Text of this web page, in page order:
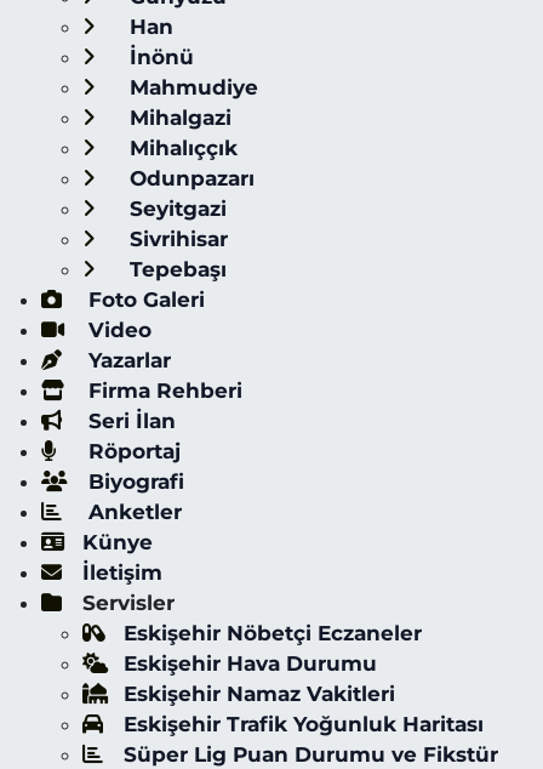
Han
İnönü
Mahmudiye
Mihalgazi
Mihalıççık
Odunpazarı
Seyitgazi
Sivrihisar
Tepebaşı
Foto Galeri
Video
Yazarlar
Firma Rehberi
Seri İlan
Röportaj
Biyografi
Anketler
Künye
İletişim
Servisler
Eskişehir Nöbetçi Eczaneler
Eskişehir Hava Durumu
Eskişehir Namaz Vakitleri
Eskişehir Trafik Yoğunluk Haritası
Süper Lig Puan Durumu ve Fikstür